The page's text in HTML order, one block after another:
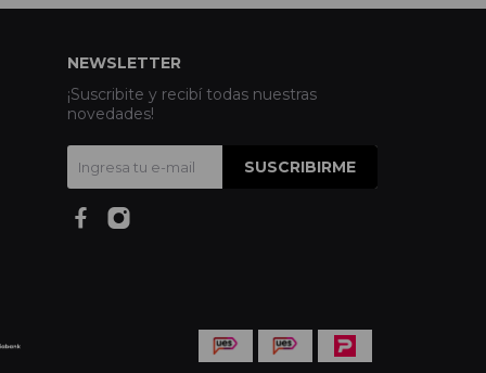
NEWSLETTER
¡Suscribite y recibí todas nuestras
novedades!
SUSCRIBIRME